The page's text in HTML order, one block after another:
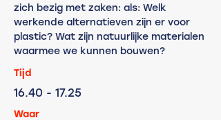
zich bezig met zaken: als: Welk
werkende alternatieven zijn er voor
plastic? Wat zijn natuurlijke materialen
waarmee we kunnen bouwen?
Tijd
16.40 - 17.25
Waar